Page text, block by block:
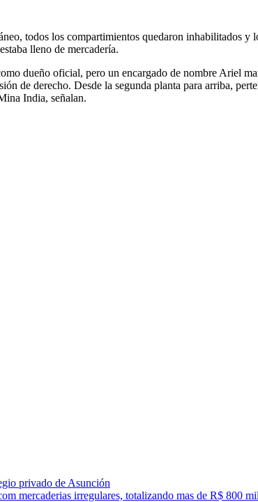
todos los compartimientos quedaron inhabilitados y
lleno de mercadería.
dueño oficial, pero un encargado de nombre Ariel
de derecho. Desde la segunda planta para arriba,
India, señalan.
privado de Asunción
mercaderias irregulares, totalizando mas de R$ 800 mil